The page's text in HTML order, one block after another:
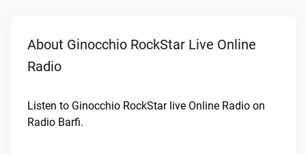
About Ginocchio RockStar Live Online
Radio
Listen to Ginocchio RockStar live Online Radio on
Radio Barfi.